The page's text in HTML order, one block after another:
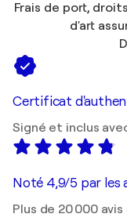
Frais de port,
d'art
Certificat
Signé et inclus
Noté 4,9/5 par les
Plus de 20 000